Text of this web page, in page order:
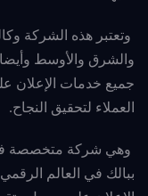
وتعتبر هذه الشركة
والشرق والأوسط
جميع خدمات الإعلان
العملاء لتحقيق النجاح.
وهي شركة متخصصة في
ببالك في العالم